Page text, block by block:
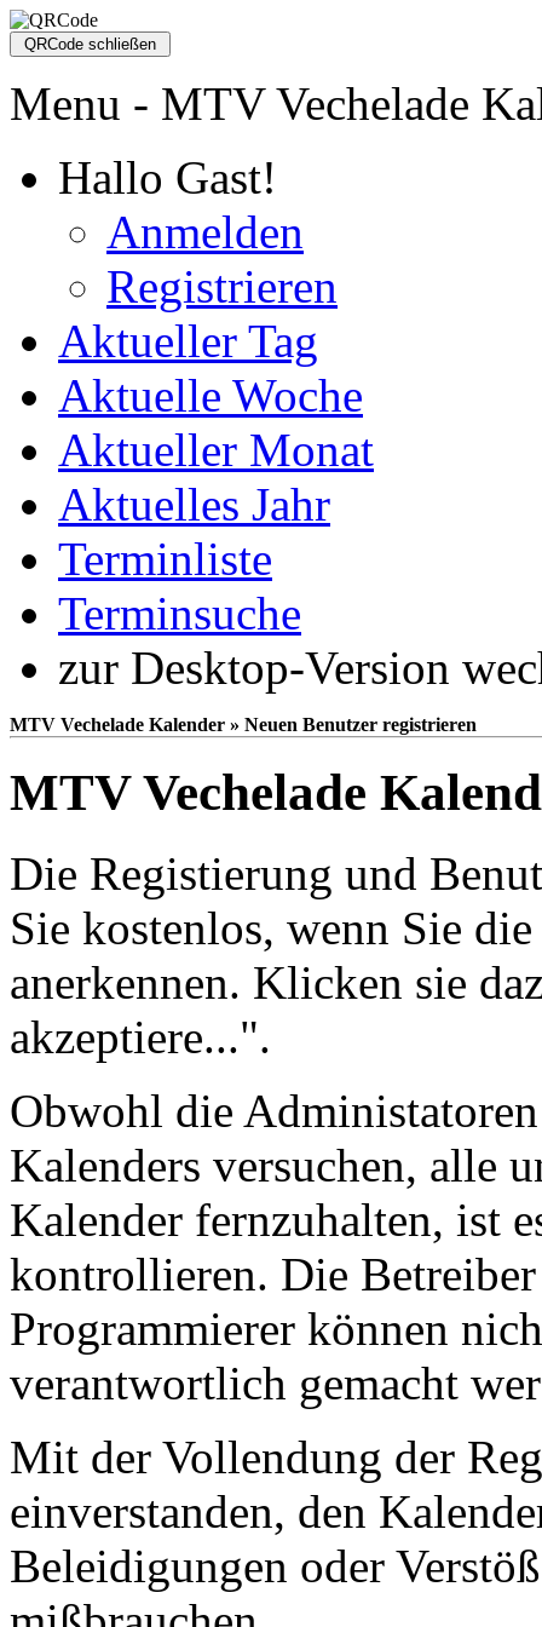
Menu - MTV Vechelade
Hallo Gast!
Anmelden
Registrieren
Aktueller Tag
Aktuelle Woche
Aktueller Monat
Aktuelles Jahr
Terminliste
Terminsuche
zur Desktop-Version
MTV Vechelade Kalender » Neuen Benutzer registrieren
MTV Vechelade
Die Registierung und
Sie kostenlos, wenn Sie
anerkennen. Klicken sie
akzeptiere...".
Obwohl die
Kalenders versuchen, alle
Kalender fernzuhalten, ist
kontrollieren. Die
Programmierer können
verantwortlich gemacht
Mit der Vollendung der
einverstanden, den
Beleidigungen oder